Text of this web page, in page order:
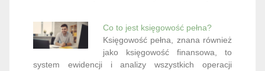
Co to jest księgowość pełna?
Księgowość pełna, znana również
jako księgowość finansowa, to
system ewidencji i analizy wszystkich operacji